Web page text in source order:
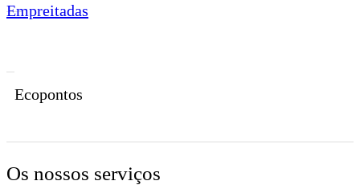
Empreitadas
Ecopontos
Os nossos serviços